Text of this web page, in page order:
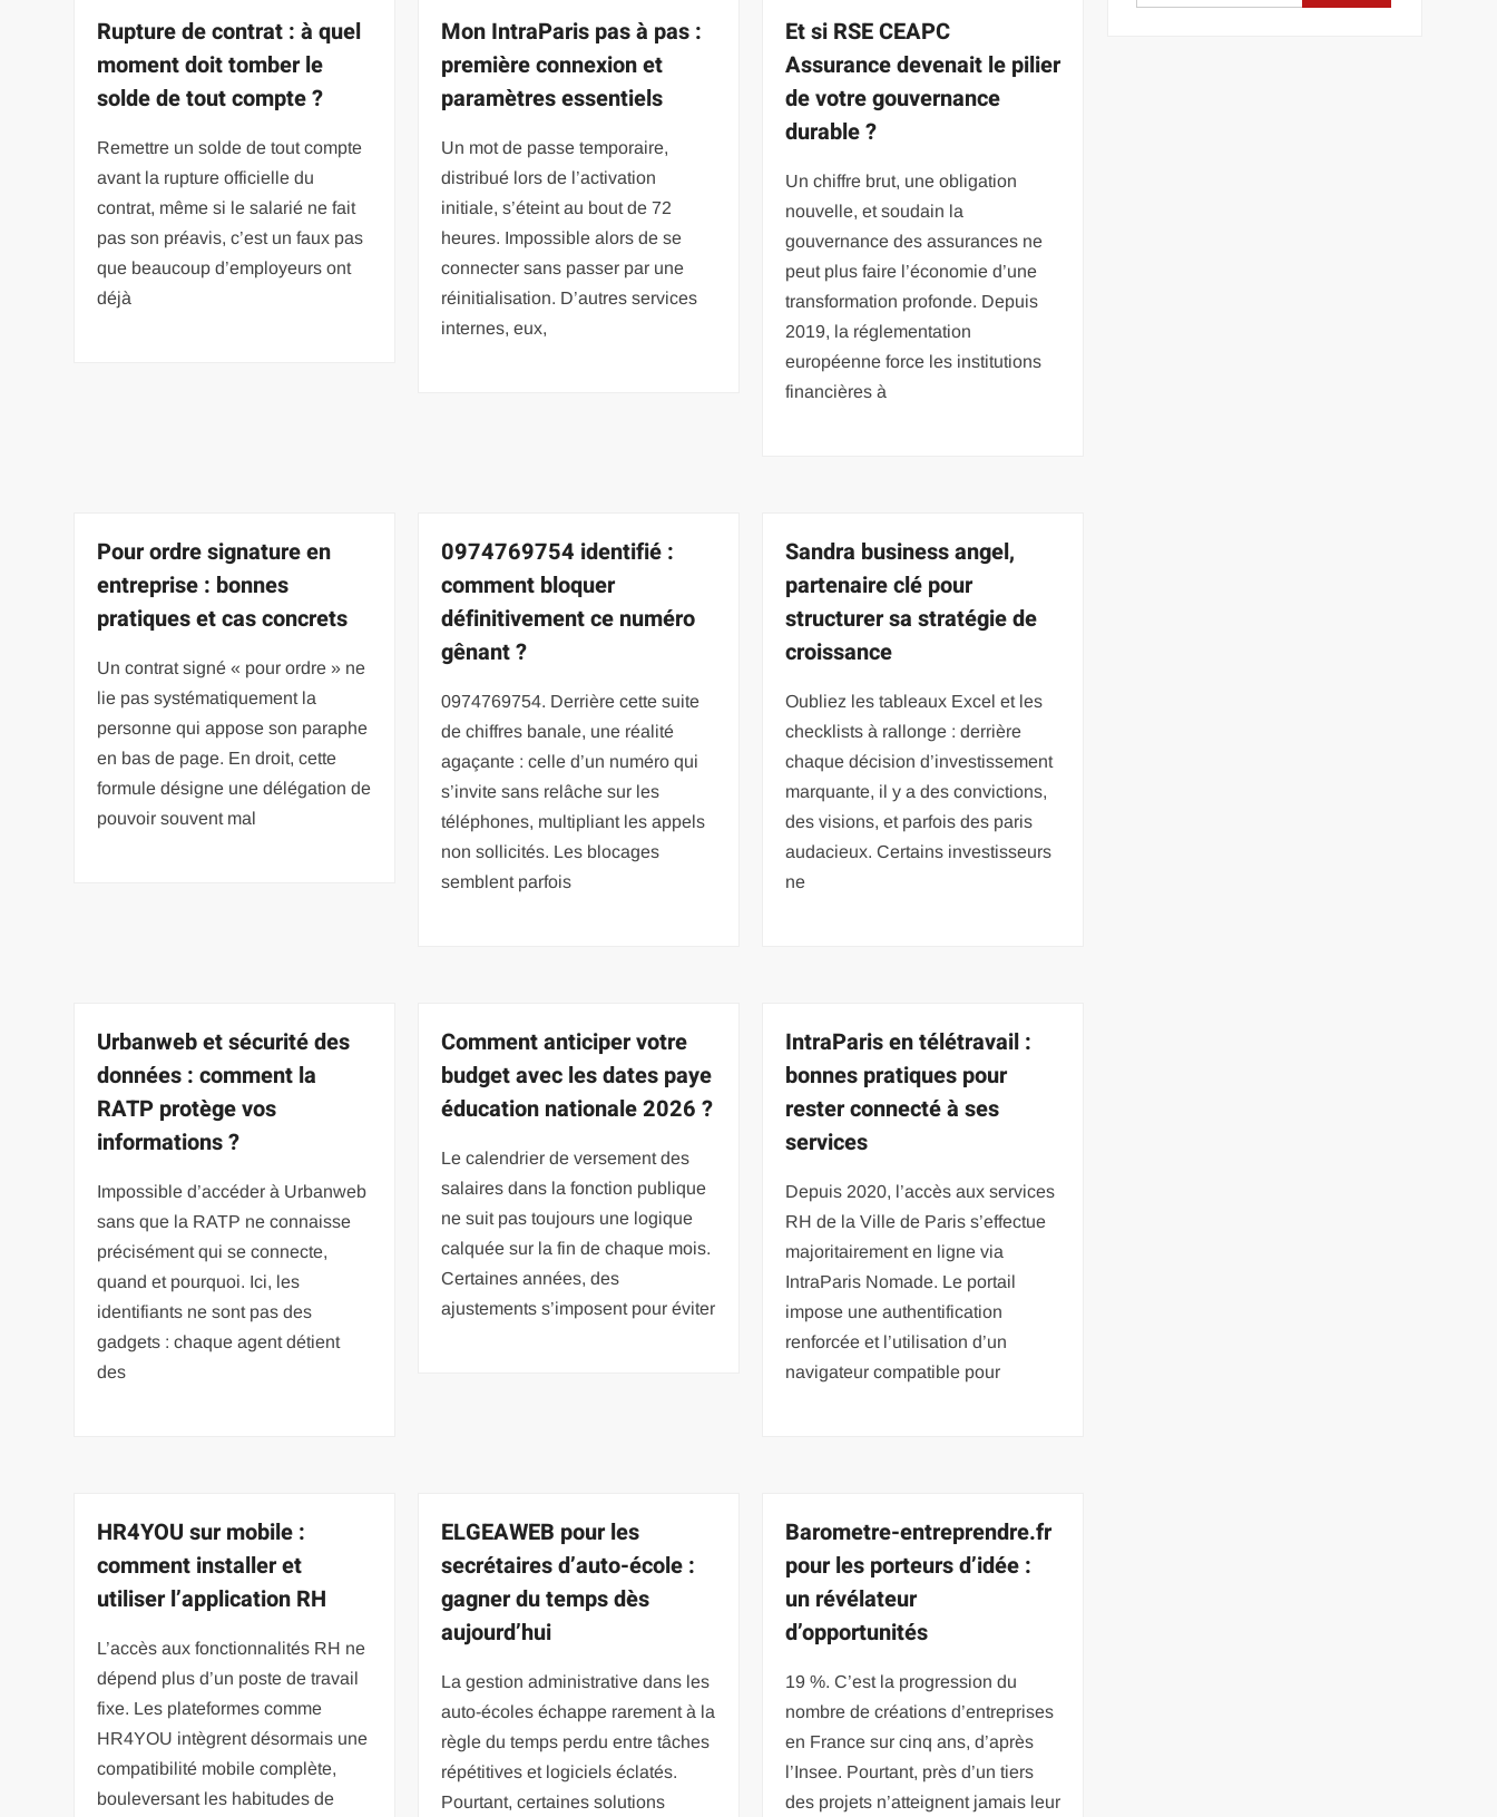
Rupture de contrat : à quel
moment doit tomber le
solde de tout compte ?
Remettre un solde de tout compte
avant la rupture officielle du
contrat, même si le salarié ne fait
pas son préavis, c’est un faux pas
que beaucoup d’employeurs ont
déjà
Mon IntraParis pas à pas :
première connexion et
paramètres essentiels
Un mot de passe temporaire,
distribué lors de l’activation
initiale, s’éteint au bout de 72
heures. Impossible alors de se
connecter sans passer par une
réinitialisation. D’autres services
internes, eux,
Et si RSE CEAPC
Assurance devenait le pilier
de votre gouvernance
durable ?
Un chiffre brut, une obligation
nouvelle, et soudain la
gouvernance des assurances ne
peut plus faire l’économie d’une
transformation profonde. Depuis
2019, la réglementation
européenne force les institutions
financières à
Pour ordre signature en
entreprise : bonnes
pratiques et cas concrets
Un contrat signé « pour ordre » ne
lie pas systématiquement la
personne qui appose son paraphe
en bas de page. En droit, cette
formule désigne une délégation de
pouvoir souvent mal
0974769754 identifié :
comment bloquer
définitivement ce numéro
gênant ?
0974769754. Derrière cette suite
de chiffres banale, une réalité
agaçante : celle d’un numéro qui
s’invite sans relâche sur les
téléphones, multipliant les appels
non sollicités. Les blocages
semblent parfois
Sandra business angel,
partenaire clé pour
structurer sa stratégie de
croissance
Oubliez les tableaux Excel et les
checklists à rallonge : derrière
chaque décision d’investissement
marquante, il y a des convictions,
des visions, et parfois des paris
audacieux. Certains investisseurs
ne
Urbanweb et sécurité des
données : comment la
RATP protège vos
informations ?
Impossible d’accéder à Urbanweb
sans que la RATP ne connaisse
précisément qui se connecte,
quand et pourquoi. Ici, les
identifiants ne sont pas des
gadgets : chaque agent détient
des
Comment anticiper votre
budget avec les dates paye
éducation nationale 2026 ?
Le calendrier de versement des
salaires dans la fonction publique
ne suit pas toujours une logique
calquée sur la fin de chaque mois.
Certaines années, des
ajustements s’imposent pour éviter
IntraParis en télétravail :
bonnes pratiques pour
rester connecté à ses
services
Depuis 2020, l’accès aux services
RH de la Ville de Paris s’effectue
majoritairement en ligne via
IntraParis Nomade. Le portail
impose une authentification
renforcée et l’utilisation d’un
navigateur compatible pour
HR4YOU sur mobile :
comment installer et
utiliser l’application RH
L’accès aux fonctionnalités RH ne
dépend plus d’un poste de travail
fixe. Les plateformes comme
HR4YOU intègrent désormais une
compatibilité mobile complète,
bouleversant les habitudes de
ELGEAWEB pour les
secrétaires d’auto-école :
gagner du temps dès
aujourd’hui
La gestion administrative dans les
auto-écoles échappe rarement à la
règle du temps perdu entre tâches
répétitives et logiciels éclatés.
Pourtant, certaines solutions
Barometre-entreprendre.fr
pour les porteurs d’idée :
un révélateur
d’opportunités
19 %. C’est la progression du
nombre de créations d’entreprises
en France sur cinq ans, d’après
l’Insee. Pourtant, près d’un tiers
des projets n’atteignent jamais leur